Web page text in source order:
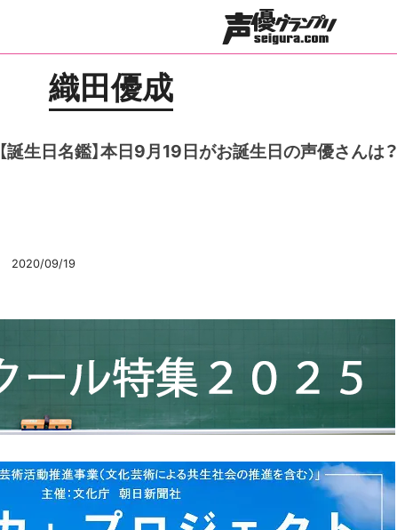
織田優成
【誕生日名鑑】本日9月19日がお誕生日の声優さんは？
2020/09/19